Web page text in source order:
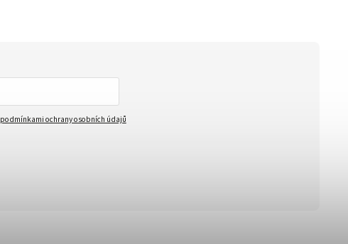
podmínkami ochrany osobních údajů